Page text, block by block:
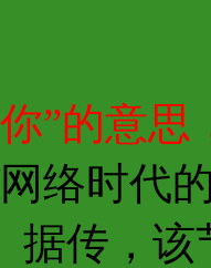
”的意
络时代
据传，